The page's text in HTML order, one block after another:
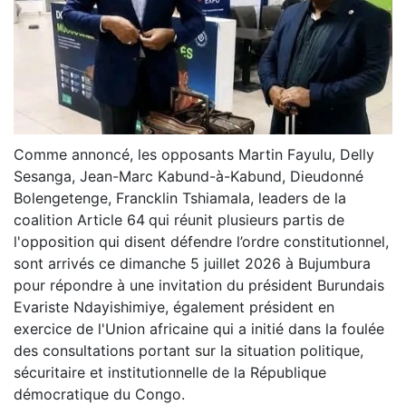
Comme annoncé, les opposants Martin Fayulu, Delly
Sesanga, Jean-Marc Kabund-à-Kabund, Dieudonné
Bolengetenge, Francklin Tshiamala, leaders de la
coalition Article 64 qui réunit plusieurs partis de
l'opposition qui disent défendre l’ordre constitutionnel,
sont arrivés ce dimanche 5 juillet 2026 à Bujumbura
pour répondre à une invitation du président Burundais
Evariste Ndayishimiye, également président en
exercice de l'Union africaine qui a initié dans la foulée
des consultations portant sur la situation politique,
sécuritaire et institutionnelle de la République
démocratique du Congo.